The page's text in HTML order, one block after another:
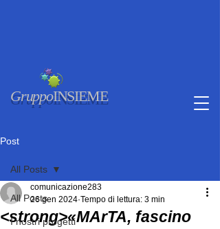
GruppoINSIEME
Post
All Posts
I nostri progetti
All Posts
<strong>«MArTA, fascino
comunicazione283
26 gen 2024 Tempo di lettura: 3 min